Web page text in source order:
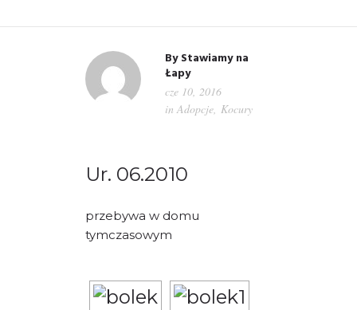
PRZYJACIELE
ByStawiamy na
Łapy
cze 10, 2016
in Adopcje, Kocury
Ur. 06.2010
przebywa w domu
tymczasowym